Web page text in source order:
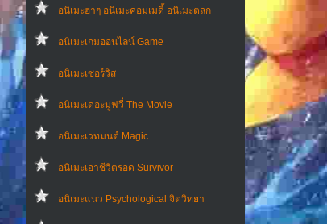
อนิเมะฮาๆ อนิเมะคอมเมดี้ อนิเมะตลก
อนิเมะเกมออนไลน์ Game
อนิเมะเซอร์วิส
อนิเมะเดอะมูฟวี่ The Movie
อนิเมะเวทมนต์ Magic
อนิเมะเอาชีวิตรอด Survivor
อนิเมะแนว Psychological จิตวิทยา